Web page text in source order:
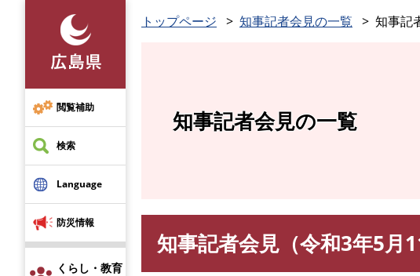
先
頭
で
す
閲覧補助
検索
Language
防災情報
くらし・教育
トップページ 知事記者会見の一覧 知事記
知事記者会見の一覧
知事記者会見（令和3年5月